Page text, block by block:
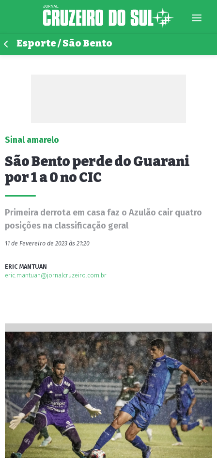
Esporte / São Bento
Sinal amarelo
São Bento perde do Guarani
por 1 a 0 no CIC
Primeira derrota em casa faz o Azulão cair quatro
posições na classificação geral
11 de Fevereiro de 2023 às 21:20
ERIC MANTUAN
eric.mantuan@jornalcruzeiro.com.br